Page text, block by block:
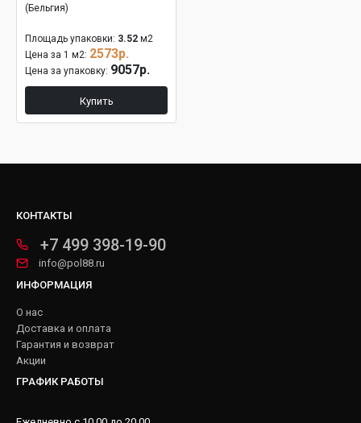
(Бельгия)
Площадь упаковки: 3.52 м2
Цена за 1 м2: 2573р.
Цена за упаковку: 9057р.
Купить
КОНТАКТЫ
+7 499 398-19-90
info@pol88.ru
ИНФОРМАЦИЯ
О нас
Доставка и оплата
Гарантия и возврат
Акции
ГРАФИК РАБОТЫ